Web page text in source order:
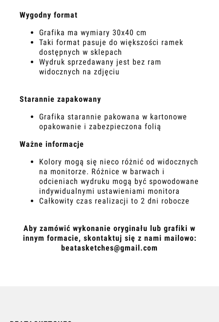
Wygodny format
Grafika ma wymiary 30x40 cm
Taki format pasuje do większości ramek
dostępnych w sklepach
Wydruk sprzedawany jest bez ram
widocznych na zdjęciu
Starannie zapakowany
Grafika starannie pakowana w kartonowe
opakowanie i zabezpieczona folią
Ważne informacje
Kolory mogą się nieco różnić od widocznych
na monitorze. Różnice w barwach i
odcieniach wydruku mogą być spowodowane
indywidualnymi ustawieniami monitora
Całkowity czas realizacji to 2 dni robocze
Aby zamówić wykonanie oryginału lub grafiki w
innym formacie, skontaktuj się z nami mailowo:
beatasketches@gmail.com